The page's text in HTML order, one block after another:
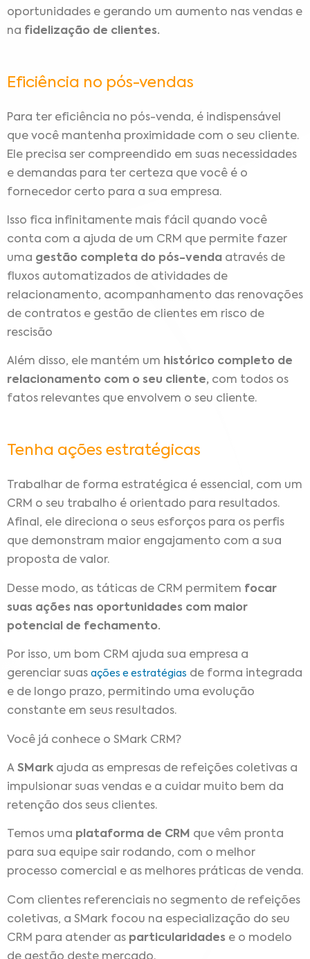
oportunidades e gerando um aumento nas vendas e
na fidelização de clientes.
Eficiência no pós-vendas
Para ter eficiência no pós-venda, é indispensável
que você mantenha proximidade com o seu cliente.
Ele precisa ser compreendido em suas necessidades
e demandas para ter certeza que você é o
fornecedor certo para a sua empresa.
Isso fica infinitamente mais fácil quando você
conta com a ajuda de um CRM que permite fazer
uma gestão completa do pós-venda através de
fluxos automatizados de atividades de
relacionamento, acompanhamento das renovações
de contratos e gestão de clientes em risco de
rescisão
Além disso, ele mantém um histórico completo de
relacionamento com o seu cliente, com todos os
fatos relevantes que envolvem o seu cliente.
Tenha ações estratégicas
Trabalhar de forma estratégica é essencial, com um
CRM o seu trabalho é orientado para resultados.
Afinal, ele direciona o seus esforços para os perfis
que demonstram maior engajamento com a sua
proposta de valor.
Desse modo, as táticas de CRM permitem focar
suas ações nas oportunidades com maior
potencial de fechamento.
Por isso, um bom CRM ajuda sua empresa a
gerenciar suas ações e estratégias de forma integrada
e de longo prazo, permitindo uma evolução
constante em seus resultados.
Você já conhece o SMark CRM?
A SMark ajuda as empresas de refeições coletivas a
impulsionar suas vendas e a cuidar muito bem da
retenção dos seus clientes.
Temos uma plataforma de CRM que vêm pronta
para sua equipe sair rodando, com o melhor
processo comercial e as melhores práticas de venda.
Com clientes referenciais no segmento de refeições
coletivas, a SMark focou na especialização do seu
CRM para atender as particularidades e o modelo
de gestão deste mercado.